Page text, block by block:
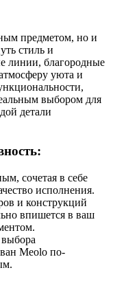
предметом, но и
стиль и
линии, благородные
уюта и
выбором для
детали
сочетая в себе
исполнения.
и конструкций
впишется в ваш
Meolo по-